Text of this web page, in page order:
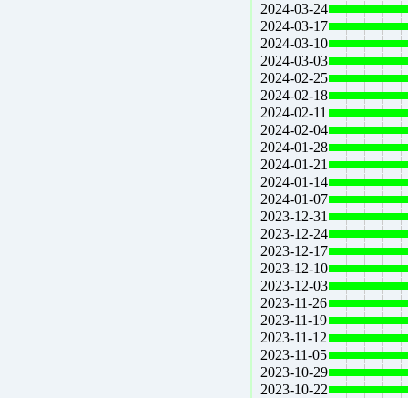
2024-03-24
2024-03-17
2024-03-10
2024-03-03
2024-02-25
2024-02-18
2024-02-11
2024-02-04
2024-01-28
2024-01-21
2024-01-14
2024-01-07
2023-12-31
2023-12-24
2023-12-17
2023-12-10
2023-12-03
2023-11-26
2023-11-19
2023-11-12
2023-11-05
2023-10-29
2023-10-22